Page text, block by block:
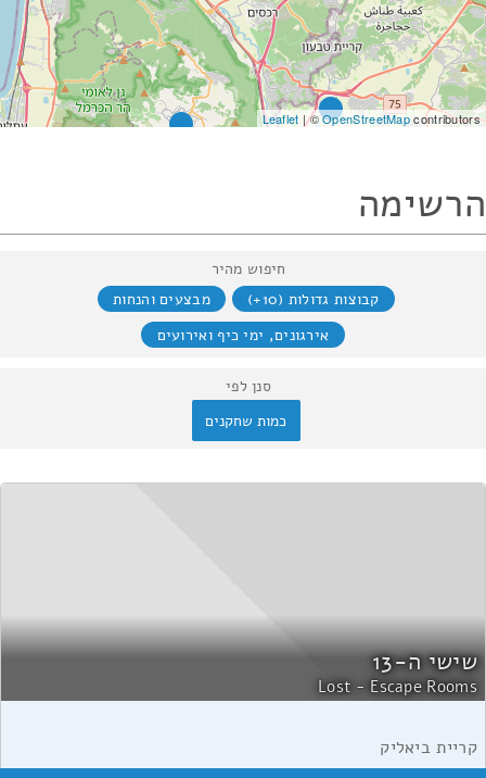
Leaflet | ©OpenStreetMapcontributors
הרשימה
חיפוש מהיר
קבוצות גדולות (10+)
מבצעים והנחות
אירגונים, ימי כיף ואירועים
סנן לפי
כמות שחקנים
שישי ה-13
Lost - Escape Rooms
קריית ביאליק